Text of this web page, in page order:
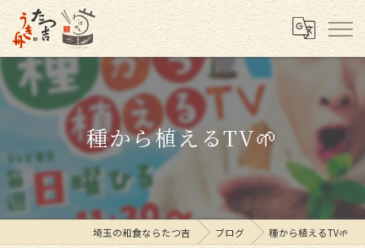
種から植えるTV🌱
埼玉の和食ならたつ吉 ブログ 種から植えるTV🌱